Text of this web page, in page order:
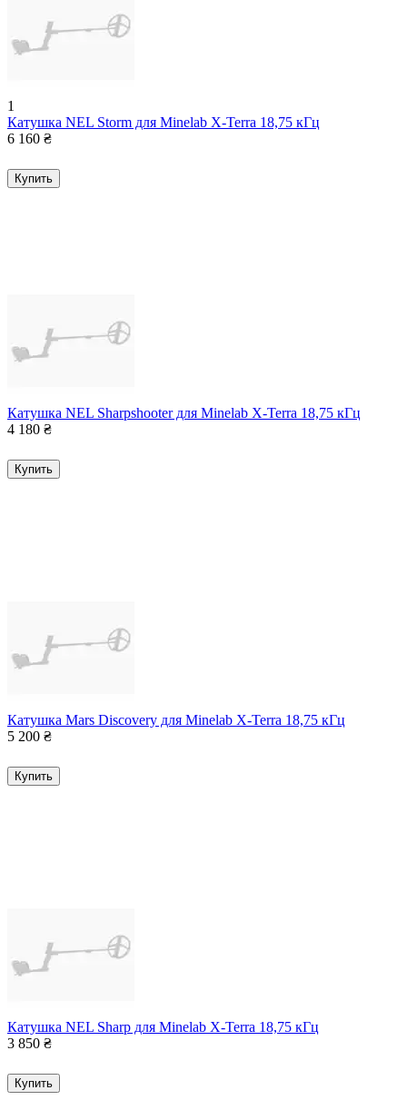
1
Катушка NEL Storm для Minelab X-Terra 18,75 кГц
6 160 ₴
Купить
Катушка NEL Sharpshooter для Minelab X-Terra 18,75 кГц
4 180 ₴
Купить
Катушка Mars Discovery для Minelab X-Terra 18,75 кГц
5 200 ₴
Купить
Катушка NEL Sharp для Minelab X-Terra 18,75 кГц
3 850 ₴
Купить